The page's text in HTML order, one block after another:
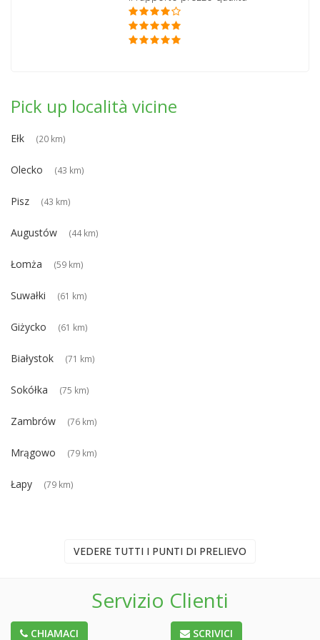
Pick up località vicine
Ełk (20 km)
Olecko (43 km)
Pisz (43 km)
Augustów (44 km)
Łomża (59 km)
Suwałki (61 km)
Giżycko (61 km)
Białystok (71 km)
Sokółka (75 km)
Zambrów (76 km)
Mrągowo (79 km)
Łapy (79 km)
VEDERE TUTTI I PUNTI DI PRELIEVO
Servizio Clienti
CHIAMACI SCRIVICI